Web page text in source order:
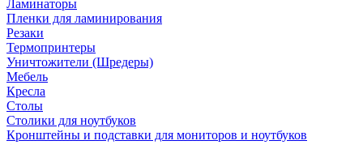
Ламинаторы
Пленки для ламинирования
Резаки
Термопринтеры
Уничтожители (Шредеры)
Мебель
Кресла
Столы
Столики для ноутбуков
Кронштейны и подставки для мониторов и ноутбуков